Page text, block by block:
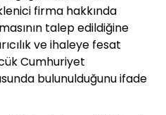
firma hakkında
talep edildiğine
ve ihaleye fesat
Cumhuriyet
bulunulduğunu ifade